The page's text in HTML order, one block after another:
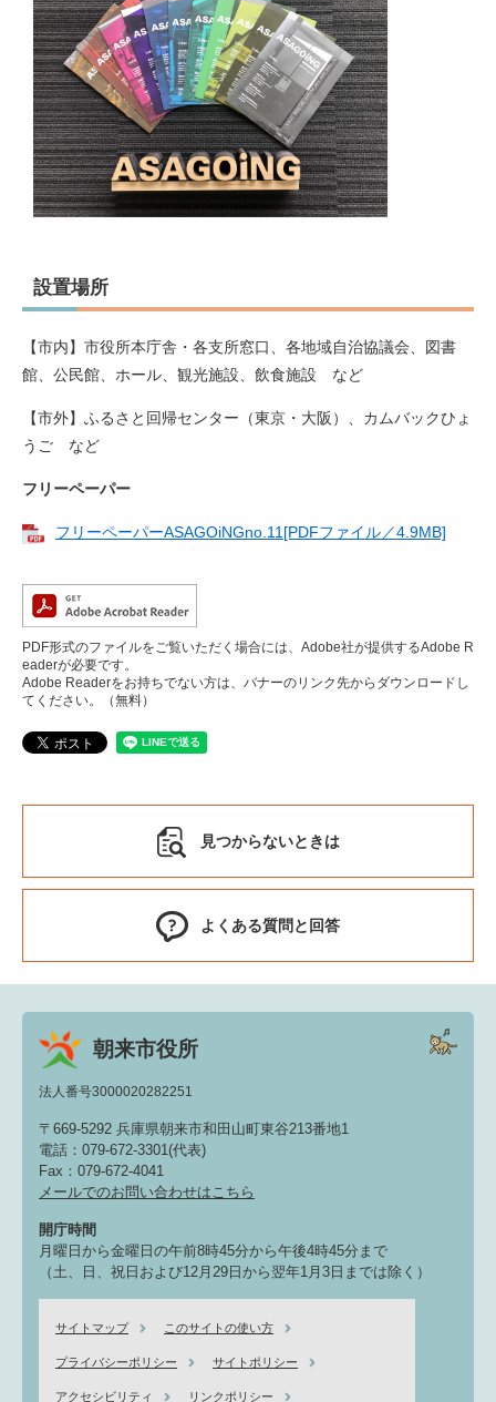
設置場所
【市内】市役所本庁舎・各支所窓口、各地域自治協議会、図書
館、公民館、ホール、観光施設、飲食施設 など
【市外】ふるさと回帰センター（東京・大阪）、カムバックひょ
うご など
フリーペーパー
フリーペーパーASAGOiNGno.11[PDFファイル／4.9MB]
PDF形式のファイルをご覧いただく場合には、Adobe社が提供するAdobe R
eaderが必要です。
Adobe Readerをお持ちでない方は、バナーのリンク先からダウンロードし
てください。（無料）
見つからないときは
よくある質問と回答
朝来市役所
法人番号3000020282251
〒669-5292 兵庫県朝来市和田山町東谷213番地1
電話：079-672-3301(代表)
Fax：079-672-4041
メールでのお問い合わせはこちら
開庁時間
月曜日から金曜日の午前8時45分から午後4時45分まで
（土、日、祝日および12月29日から翌年1月3日までは除く）
サイトマップ このサイトの使い方
プライバシーポリシー サイトポリシー
アクセシビリティ リンクポリシー